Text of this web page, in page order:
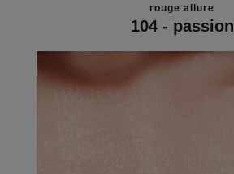
rouge allure
104 - passion